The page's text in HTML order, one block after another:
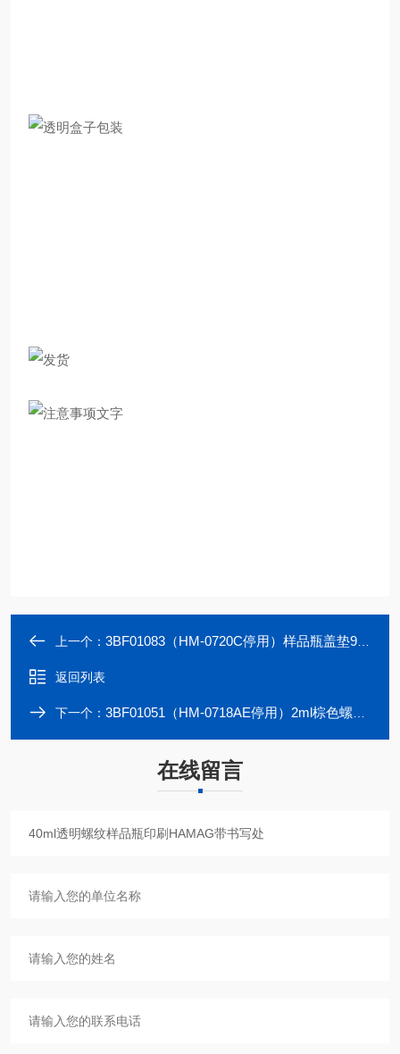
上一个： 3BF01083（HM-0720C停用）样品瓶盖垫9MM绿色进样瓶盖
返回列表
下一个： 3BF01051（HM-0718AE停用）2ml棕色螺纹样品瓶带300μl固定内插管9MM
在线留言